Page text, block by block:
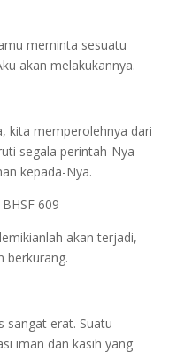
meminta sesuatu
akan melakukannya.
kita memperolehnya dari
segala perintah-Nya
kepada-Nya.
BHSF 609
akan terjadi,
berkurang.
sangat erat. Suatu
iman dan kasih yang